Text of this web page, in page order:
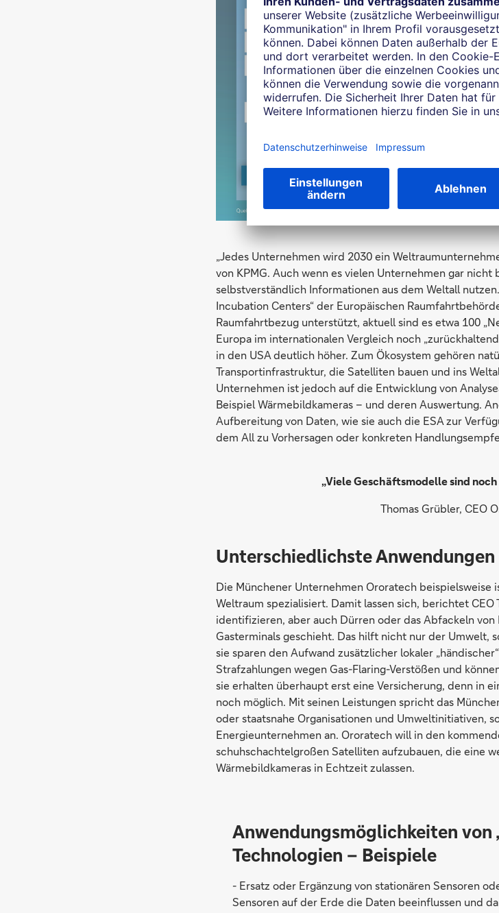
„Jedes Unternehmen wird 2030 ein
von KPMG. Auch wenn es vielen Unternehmen gar nicht
selbstverständlich Informationen aus dem Weltall
Incubation Centers“ der Europäischen
Raumfahrtbezug unterstützt, aktuell sind es etwa 100
Europa im internationalen Vergleich noch
in den USA deutlich höher. Zum Ökosystem gehören
Transportinfrastruktur, die Satelliten bauen und ins
Unternehmen ist jedoch auf die Entwicklung von
Beispiel Wärmebildkameras – und deren Auswertung.
Aufbereitung von Daten, wie sie auch die ESA zur
dem All zu Vorhersagen oder konkreten
„Viele Geschäftsmodelle sind
Thomas Grübler, CEO
Unterschiedlichste Anwendungen
Die Münchener Unternehmen Ororatech beispielsweise
Weltraum spezialisiert. Damit lassen sich, berichtet
identifizieren, aber auch Dürren oder das Abfackeln
Gasterminals geschieht. Das hilft nicht nur der Umwelt,
sie sparen den Aufwand zusätzlicher lokaler
Strafzahlungen wegen Gas-Flaring-Verstößen und
sie erhalten überhaupt erst eine Versicherung, denn in
noch möglich. Mit seinen Leistungen spricht das
oder staatsnahe Organisationen und Umweltinitiativen,
Energieunternehmen an. Ororatech will in den
schuhschachtelgroßen Satelliten aufzubauen, die eine
Wärmebildkameras in Echtzeit zulassen.
Anwendungsmöglichkeiten von
Technologien – Beispiele
- Ersatz oder Ergänzung von stationären Sensoren
Sensoren auf der Erde die Daten beeinflussen und